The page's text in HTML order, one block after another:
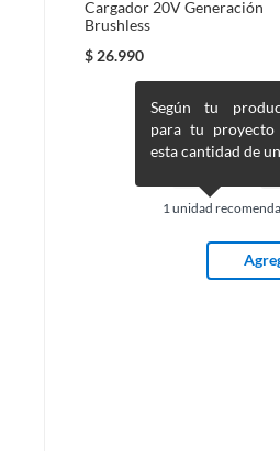
Cargador 20V Generación
Brushless
$ 26.990
1 unidad
Según tu
para tu proyecto
esta cantidad de